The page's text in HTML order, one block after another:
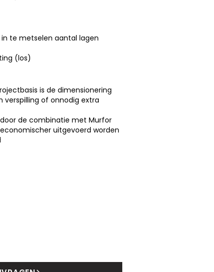
te metselen aantal lagen
(los)
is de dimensionering
verspilling of onnodig extra
de combinatie met Murfor
uitgevoerd worden